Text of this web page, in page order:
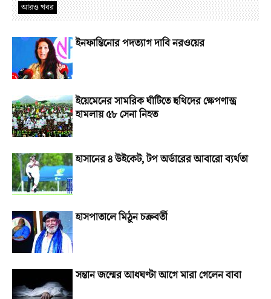
আরও খবর
ইনফান্তিনোর পদত্যাগ দাবি নরওয়ের
ইয়েমেনের সামরিক ঘাঁটিতে হুথিদের ক্ষেপণাস্ত্র
হামলায় ৫৮ সেনা নিহত
হাসানের ৪ উইকেট, টপ অর্ডারের আবারো ব্যর্থতা
হাসপাতালে মিঠুন চক্রবর্তী
সন্তান জন্মের আধঘণ্টা আগে মারা গেলেন বাবা